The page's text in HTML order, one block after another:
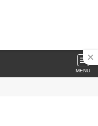
MENU